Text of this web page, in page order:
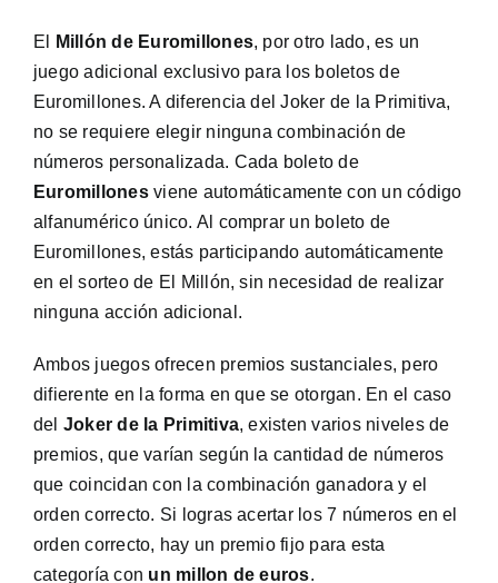
El Millón de Euromillones, por otro lado, es un
juego adicional exclusivo para los boletos de
Euromillones. A diferencia del Joker de la Primitiva,
no se requiere elegir ninguna combinación de
números personalizada. Cada boleto de
Euromillonesviene automáticamente con un código
alfanumérico único. Al comprar un boleto de
Euromillones, estás participando automáticamente
en el sorteo de El Millón, sin necesidad de realizar
ninguna acción adicional.
Ambos juegos ofrecen premios sustanciales, pero
difierente en la forma en que se otorgan. En el caso
del Joker de la Primitiva, existen varios niveles de
premios, que varían según la cantidad de números
que coincidan con la combinación ganadora y el
orden correcto. Si logras acertar los 7 números en el
orden correcto, hay un premio fijo para esta
categoría con un millon de euros.